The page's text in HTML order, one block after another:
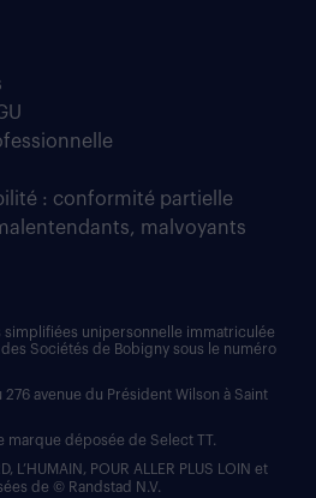
: conformité partielle
malvoyants
simplifiées unipersonnelle immatriculée
Sociétés de Bobigny sous le numéro
avenue du Président Wilson à Saint
marque déposée de Select TT.
L’HUMAIN, POUR ALLER PLUS LOIN et
de © Randstad N.V.